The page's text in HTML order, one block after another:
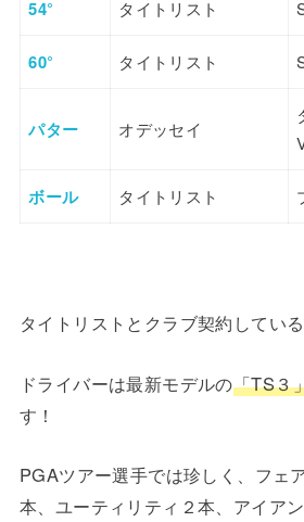
54° タイトリスト
60° タイトリスト
パター オデッセイ
ボール タイトリスト
タイトリストとクラブ契約している
ドライバーは最新モデルの「TS３
す！
PGAツアー選手では珍しく、フェ
本、ユーティリティ２本、アイア